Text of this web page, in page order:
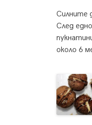
Силните
След
около 6